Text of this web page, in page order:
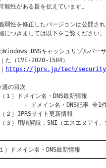
能性がある旨を伝えています。
弱性を修正したバージョンは公開さ
につきましては以下をご覧ください。
DNSキャッシュリゾルバー
た（CVE-2020-1584）
https://jprs.jp/tech/security/
週の目次
１）ドメイン名・DNS最新情報
- ドメイン名・DNS記事 全1
２）JPRSサイト更新情報
３）用語解説：SNI（エスエヌアイ
１）ドメイン名・DNS最新情報